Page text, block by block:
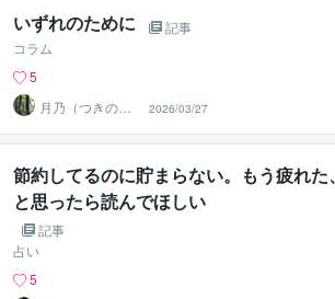
いずれのために
記事
コラム
5
月乃（つきの）
魂と波動を整え
る鑑定師
2026/03/27
節約してるのに貯まらない。もう疲れた、
と思ったら読んでほしい
記事
占い
5